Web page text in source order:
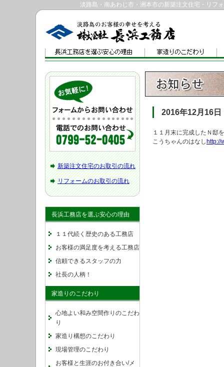
淡路島・南あわじ市・洲本市の新築注文住宅・リ
2016年12月16
１１月末に完成したＮ邸を
こうちゃんのはなし http://
新築注文住宅のお取引の流れ
リフォームのお取引の流れ
長浜工務店を選ぶ安心の理由
１１代続く歴史のある工務店
お客様の満足度を考える工務店
信頼できるスタッフの力
社長の人柄！
家造りのこだわり
心地よい和み空間作りのこだわ
り
家造り構想のこだわり
現場管理のこだわり
お客様と生涯のお付き合い/メ